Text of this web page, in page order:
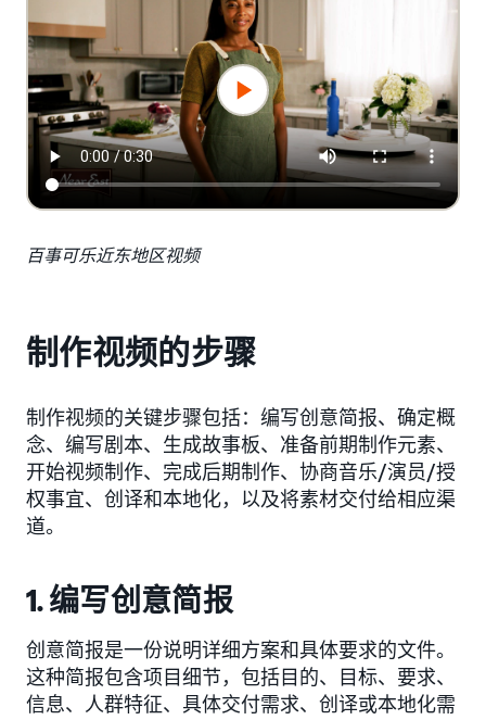
百事可乐近东地区视频
制作视频的步骤
制作视频的关键步骤包括：编写创意简报、确定概
念、编写剧本、生成故事板、准备前期制作元素、
开始视频制作、完成后期制作、协商音乐/演员/授
权事宜、创译和本地化，以及将素材交付给相应渠
道。
1. 编写创意简报
创意简报是一份说明详细方案和具体要求的文件。
这种简报包含项目细节，包括目的、目标、要求、
信息、人群特征、具体交付需求、创译或本地化需